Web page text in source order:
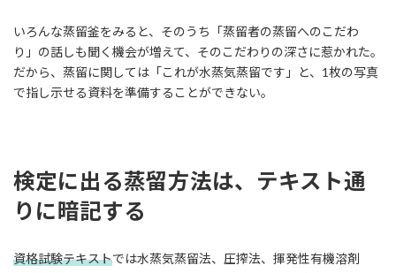
いろんな蒸留釜をみると、そのうち「蒸留者の蒸留へのこだわ
り」の話しも聞く機会が増えて、そのこだわりの深さに惹かれた。
だから、蒸留に関しては「これが水蒸気蒸留です」と、1枚の写真
で指し示せる資料を準備することができない。
検定に出る蒸留方法は、テキスト通
りに暗記する
資格試験テキストでは水蒸気蒸留法、圧搾法、揮発性有機溶剤